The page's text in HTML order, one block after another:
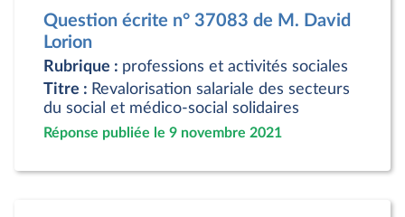
Question écrite n° 37083 de M. David
Lorion
Rubrique : professions et activités sociales
Titre : Revalorisation salariale des secteurs
du social et médico-social solidaires
Réponse publiée le 9 novembre 2021